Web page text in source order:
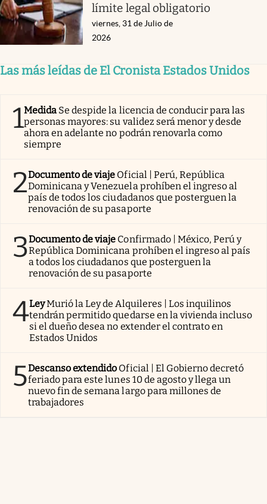
límite legal obligatorio
viernes, 31 de Julio de
2026
Las más leídas de El Cronista Estados Unidos
1Medida Se despide la licencia de conducir para las
personas mayores: su validez será menor y desde
ahora en adelante no podrán renovarla como
siempre
2Documento de viaje Oficial | Perú, República
Dominicana y Venezuela prohíben el ingreso al
país de todos los ciudadanos que posterguen la
renovación de su pasaporte
3Documento de viaje Confirmado | México, Perú y
República Dominicana prohíben el ingreso al país
a todos los ciudadanos que posterguen la
renovación de su pasaporte
4LeyMurió la Ley de Alquileres | Los inquilinos
tendrán permitido quedarse en la vivienda incluso
si el dueño desea no extender el contrato en
Estados Unidos
5Descanso extendido Oficial | El Gobierno decretó
feriado para este lunes 10 de agosto y llega un
nuevo fin de semana largo para millones de
trabajadores